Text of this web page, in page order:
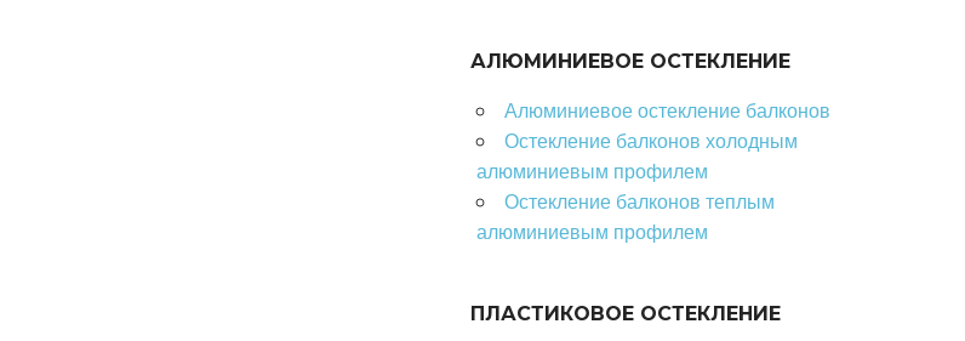
АЛЮМИНИЕВОЕ ОСТЕКЛЕНИЕ
Алюминиевое остекление балконов
Остекление балконов холодным
алюминиевым профилем
Остекление балконов теплым
алюминиевым профилем
ПЛАСТИКОВОЕ ОСТЕКЛЕНИЕ